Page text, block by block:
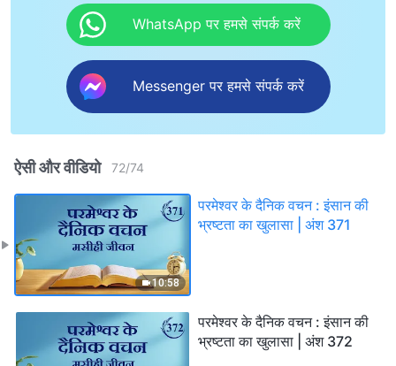
WhatsApp पर हमसे संपर्क करें
Messenger पर हमसे संपर्क करें
ऐसी और वीडियो 72/74
10:58
परमेश्वर के दैनिक वचन : इंसान की
भ्रष्टता का खुलासा | अंश 371
परमेश्वर के दैनिक वचन : इंसान की
भ्रष्टता का खुलासा | अंश 372